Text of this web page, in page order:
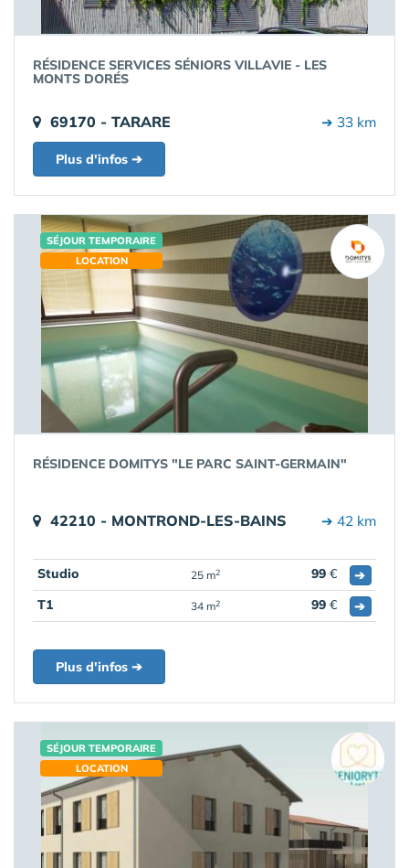
RÉSIDENCE SERVICES SÉNIORS VILLAVIE - LES
MONTS DORÉS
69170 - TARARE ➔ 33 km
Plus d'infos ➔
SÉJOUR TEMPORAIRE
LOCATION
RÉSIDENCE DOMITYS "LE PARC SAINT-GERMAIN"
42210 - MONTROND-LES-BAINS ➔ 42 km
Studio 25 m2 99 €
➔
T1
34 m2 99 € ➔
Plus d'infos ➔
SÉJOUR TEMPORAIRE
LOCATION